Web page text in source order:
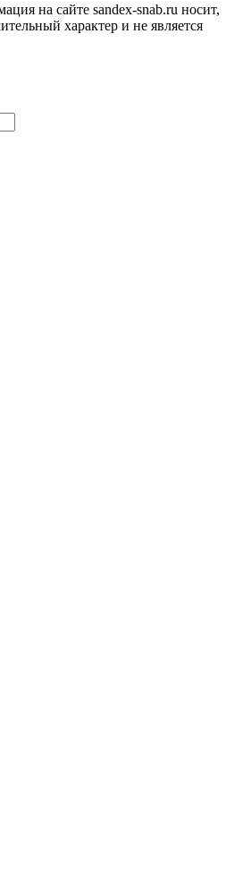
на сайте sandex-snab.ru носит,
характер и не является